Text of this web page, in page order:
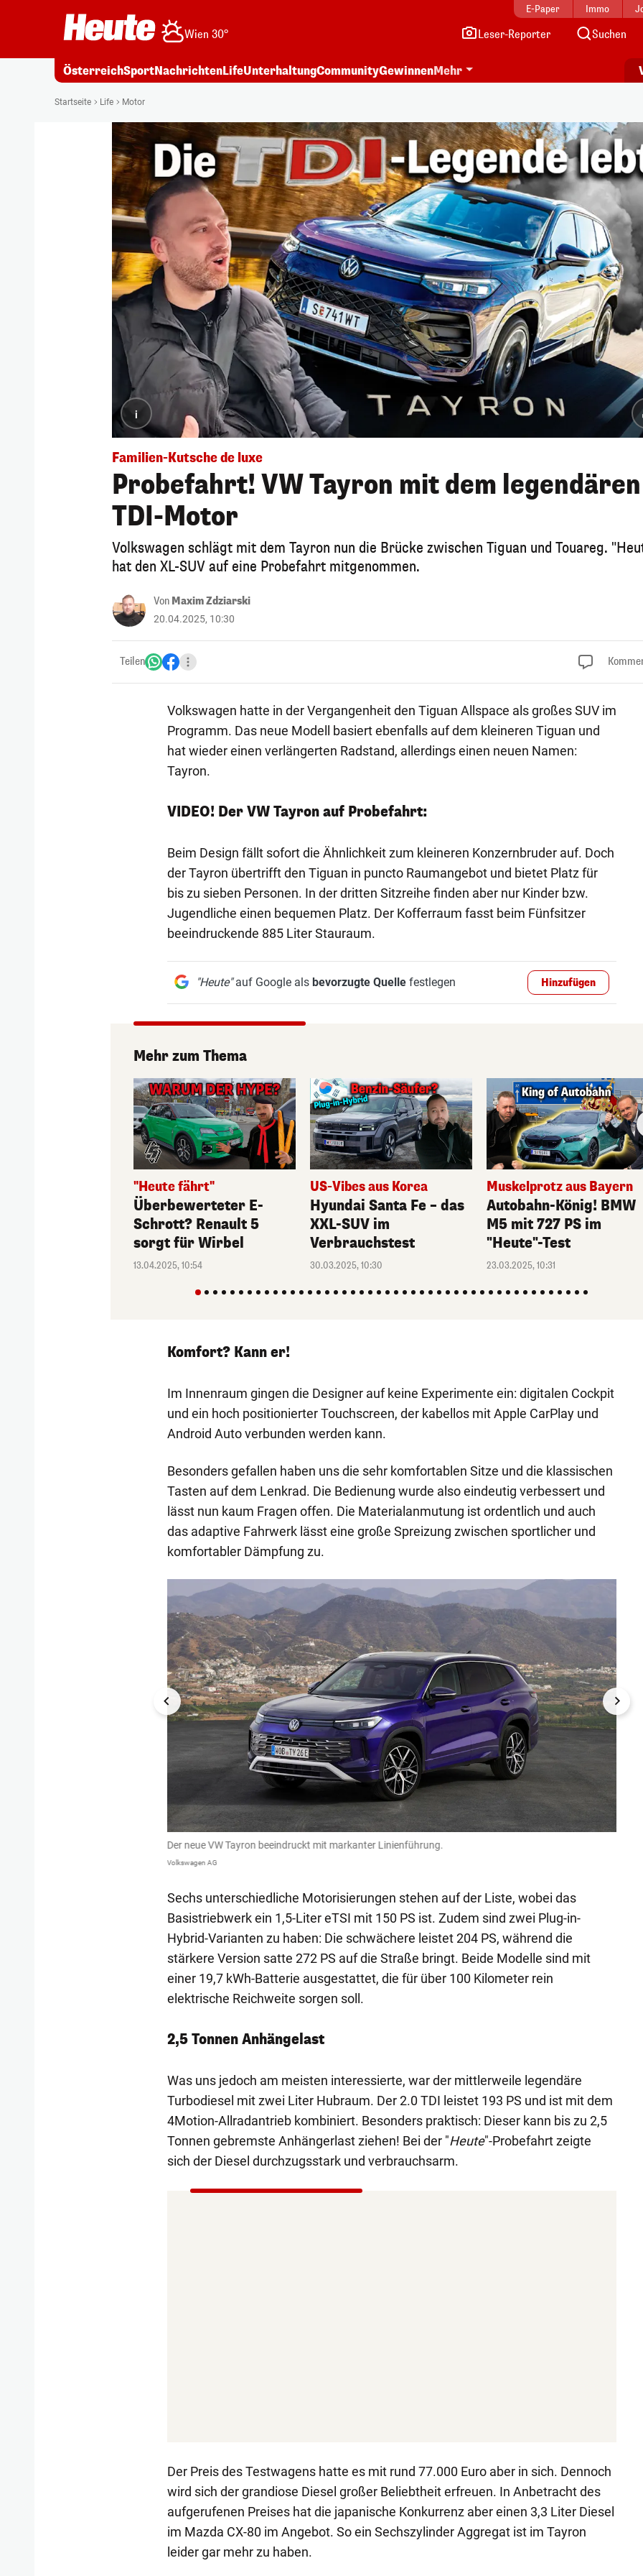
E-Paper Immo
Wien 30° Leser-Reporter Suchen
ÖsterreichSportNachrichtenLifeUnterhaltungCommunityGewinnenMehr
Startseite Life Motor
i
Familien-Kutsche de luxe
Probefahrt! VW Tayron mit dem legendären
TDI-Motor
Volkswagen schlägt mit dem Tayron nun die Brücke zwischen Tiguan und Touareg.
hat den XL-SUV auf eine Probefahrt mitgenommen.
Von Maxim Zdziarski
20.04.2025, 10:30
Teilen
Volkswagen hatte in der Vergangenheit den Tiguan Allspace als großes SUV im
Programm. Das neue Modell basiert ebenfalls auf dem kleineren Tiguan und
hat wieder einen verlängerten Radstand, allerdings einen neuen Namen:
Tayron.
VIDEO! Der VW Tayron auf Probefahrt:
Beim Design fällt sofort die Ähnlichkeit zum kleineren Konzernbruder auf. Doch
der Tayron übertrifft den Tiguan in puncto Raumangebot und bietet Platz für
bis zu sieben Personen. In der dritten Sitzreihe finden aber nur Kinder bzw.
Jugendliche einen bequemen Platz. Der Kofferraum fasst beim Fünfsitzer
beeindruckende 885 Liter Stauraum.
"Heute"auf Google als bevorzugte Quellefestlegen Hinzufügen
Mehr zum Thema
"Heute fährt"
Überbewerteter E-
Schrott? Renault 5
sorgt für Wirbel
13.04.2025, 10:54
US-Vibes aus Korea
Hyundai Santa Fe – das
XXL-SUV im
Verbrauchstest
30.03.2025, 10:30
Muskelprotz aus Bayern
Autobahn-König! BMW
M5 mit 727 PS im
"Heute"-Test
23.03.2025, 10:31
Komfort? Kann er!
Im Innenraum gingen die Designer auf keine Experimente ein: digitalen Cockpit
und ein hoch positionierter Touchscreen, der kabellos mit Apple CarPlay und
Android Auto verbunden werden kann.
Besonders gefallen haben uns die sehr komfortablen Sitze und die klassischen
Tasten auf dem Lenkrad. Die Bedienung wurde also eindeutig verbessert und
lässt nun kaum Fragen offen. Die Materialanmutung ist ordentlich und auch
das adaptive Fahrwerk lässt eine große Spreizung zwischen sportlicher und
komfortabler Dämpfung zu.
1/5
Der neue VW Tayron beeindruckt mit markanter Linienführung.
Volkswagen AG
Sechs unterschiedliche Motorisierungen stehen auf der Liste, wobei das
Basistriebwerk ein 1,5-Liter eTSI mit 150 PS ist. Zudem sind zwei Plug-in-
Hybrid-Varianten zu haben: Die schwächere leistet 204 PS, während die
stärkere Version satte 272 PS auf die Straße bringt. Beide Modelle sind mit
einer 19,7 kWh-Batterie ausgestattet, die für über 100 Kilometer rein
elektrische Reichweite sorgen soll.
2,5 Tonnen Anhängelast
Was uns jedoch am meisten interessierte, war der mittlerweile legendäre
Turbodiesel mit zwei Liter Hubraum. Der 2.0 TDI leistet 193 PS und ist mit dem
4Motion-Allradantrieb kombiniert. Besonders praktisch: Dieser kann bis zu 2,5
Tonnen gebremste Anhängerlast ziehen! Bei der "Heute"-Probefahrt zeigte
sich der Diesel durchzugsstark und verbrauchsarm.
Der Preis des Testwagens hatte es mit rund 77.000 Euro aber in sich. Dennoch
wird sich der grandiose Diesel großer Beliebtheit erfreuen. In Anbetracht des
aufgerufenen Preises hat die japanische Konkurrenz aber einen 3,3 Liter Diesel
im Mazda CX-80 im Angebot. So ein Sechszylinder Aggregat ist im Tayron
leider gar mehr zu haben.